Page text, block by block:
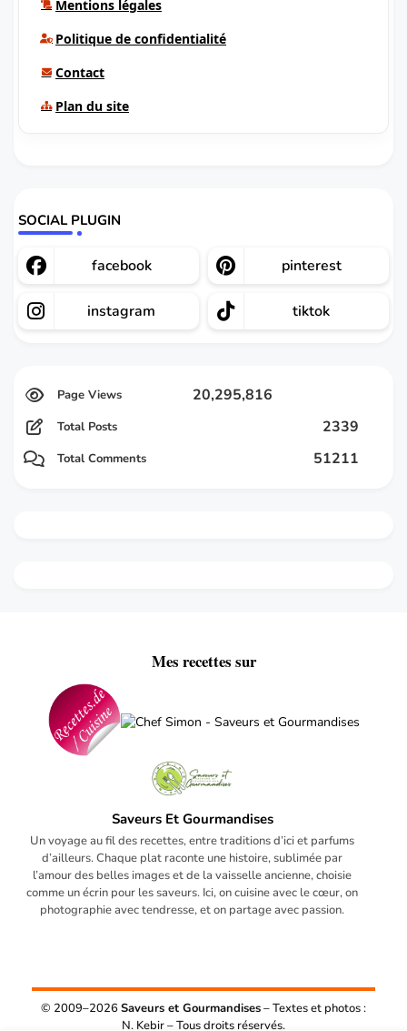
Mentions légales
Politique de confidentialité
Contact
Plan du site
SOCIAL PLUGIN
facebook pinterest
instagram tiktok
20,295,816
Total Posts 2339
Total Comments 51211
Mes recettes sur
Saveurs Et Gourmandises
Un voyage au fil des recettes, entre traditions d’ici et parfums
d’ailleurs. Chaque plat raconte une histoire, sublimée par
l’amour des belles images et de la vaisselle ancienne, choisie
comme un écrin pour les saveurs. Ici, on cuisine avec le cœur, on
photographie avec tendresse, et on partage avec passion.
© 2009–2026Saveurs et Gourmandises– Textes et photos :
N. Kebir – Tous droits réservés.